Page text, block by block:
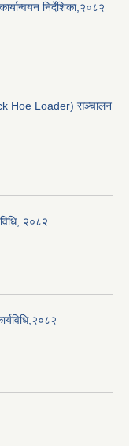
निर्देशिका,२०८२
Hoe Loader) सञ्चालन
२०८२